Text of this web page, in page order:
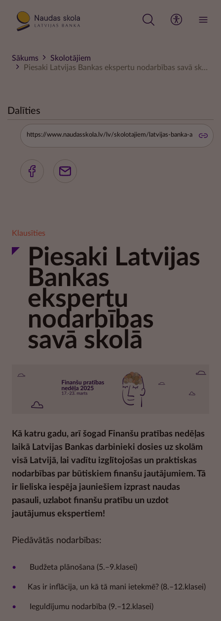
Sākums
Skolotājiem
Piesaki Latvijas Bankas ekspertu nodarbības savā skolā
Klausīties
Piesaki Latvijas
Bankas
ekspertu
nodarbības
savā skolā
Kā katru gadu, arī šogad Finanšu pratības nedēļas
laikā Latvijas Bankas darbinieki dosies uz skolām
visā Latvijā, lai vadītu izglītojošas un praktiskas
nodarbības par būtiskiem finanšu jautājumiem. Tā
ir lieliska iespēja jauniešiem izprast naudas
pasauli, uzlabot finanšu pratību un uzdot
jautājumus ekspertiem!
Piedāvātās nodarbības:
Budžeta plānošana (5.–9.klasei)
Kas ir inflācija, un kā tā mani ietekmē? (8.–12.klasei)
Ieguldījumu nodarbība (9.–12.klasei)
Dalīties